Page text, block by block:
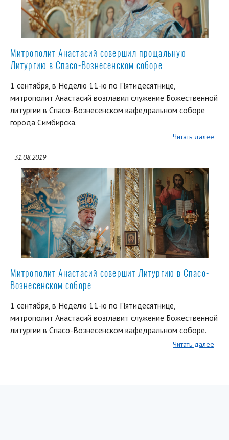
Митрополит Анастасий совершил прощальную
Литургию в Спасо-Вознесенском соборе
1 сентября, в Неделю 11-ю по Пятидесятнице,
митрополит Анастасий возглавил служение Божественной
литургии в Спасо-Вознесенском кафедральном соборе
города Симбирска.
Читать далее
31.08.2019
Митрополит Анастасий совершит Литургию в Спасо-
Вознесенском соборе
1 сентября, в Неделю 11-ю по Пятидесятнице,
митрополит Анастасий возглавит служение Божественной
литургии в Спасо-Вознесенском кафедральном соборе.
Читать далее